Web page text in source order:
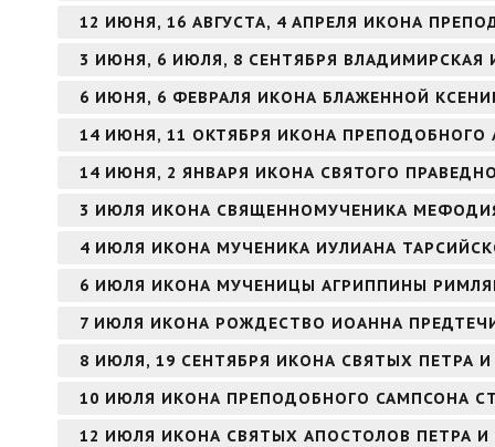
12 ИЮНЯ, 16 АВГУСТА, 4 АПРЕЛЯ ИКОНА
3 ИЮНЯ, 6 ИЮЛЯ, 8 СЕНТЯБРЯ
6 ИЮНЯ, 6 ФЕВРАЛЯ ИКОНА БЛАЖЕННОЙ
14 ИЮНЯ, 11 ОКТЯБРЯ ИКОНА ПРЕПОДОБНОГО
14 ИЮНЯ, 2 ЯНВАРЯ ИКОНА СВЯТОГО
3 ИЮЛЯ ИКОНА СВЯЩЕННОМУЧЕНИКА
4 ИЮЛЯ ИКОНА МУЧЕНИКА ИУЛИАНА
6 ИЮЛЯ ИКОНА МУЧЕНИЦЫ АГРИППИНЫ
7 ИЮЛЯ ИКОНА РОЖДЕСТВО ИОАННА
8 ИЮЛЯ, 19 СЕНТЯБРЯ ИКОНА СВЯТЫХ ПЕТРА
10 ИЮЛЯ ИКОНА ПРЕПОДОБНОГО САМПСОНА
12 ИЮЛЯ ИКОНА СВЯТЫХ АПОСТОЛОВ ПЕТРА И